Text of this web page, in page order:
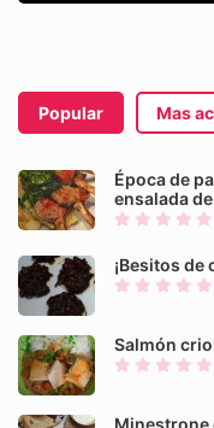
Popular Mas
Época de
ensalada
¡Besitos de
Salmón
Minestrone